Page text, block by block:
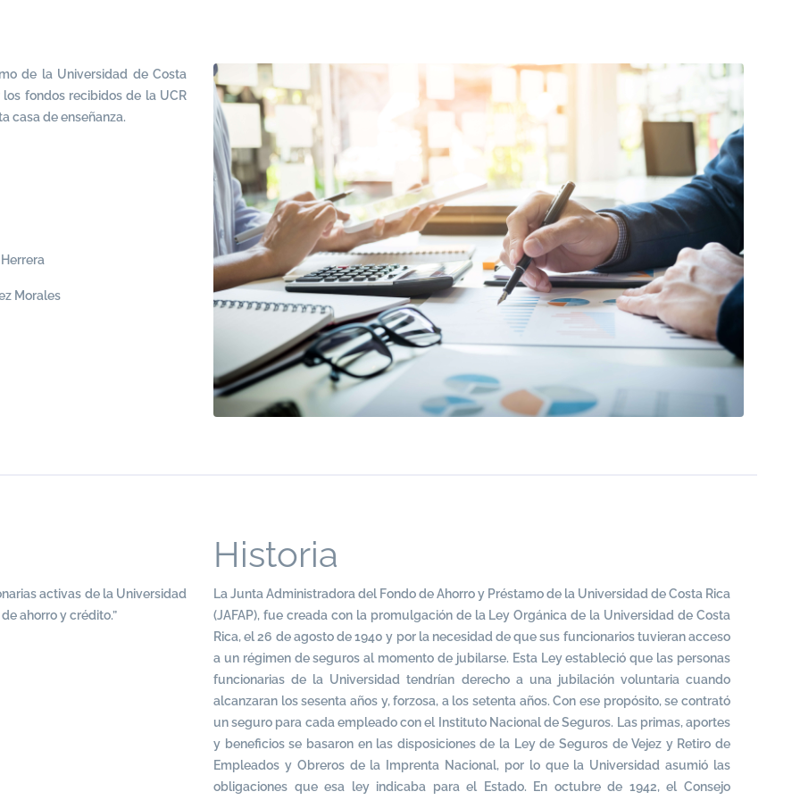
de la Universidad de Costa
fondos recibidos de la UCR
casa de enseñanza.
Morales
activas de la Universidad
ahorro y crédito.”
Historia
La Junta Administradora del Fondo de Ahorro y Préstamo de la Universidad de Costa Rica
(JAFAP), fue creada con la promulgación de la Ley Orgánica de la Universidad de Costa
Rica, el 26 de agosto de 1940 y por la necesidad de que sus funcionarios tuvieran acceso
a un régimen de seguros al momento de jubilarse. Esta Ley estableció que las personas
funcionarias de la Universidad tendrían derecho a una jubilación voluntaria cuando
alcanzaran los sesenta años y, forzosa, a los setenta años. Con ese propósito, se contrató
un seguro para cada empleado con el Instituto Nacional de Seguros. Las primas, aportes
y beneficios se basaron en las disposiciones de la Ley de Seguros de Vejez y Retiro de
Empleados y Obreros de la Imprenta Nacional, por lo que la Universidad asumió las
obligaciones que esa ley indicaba para el Estado. En octubre de 1942, el Consejo